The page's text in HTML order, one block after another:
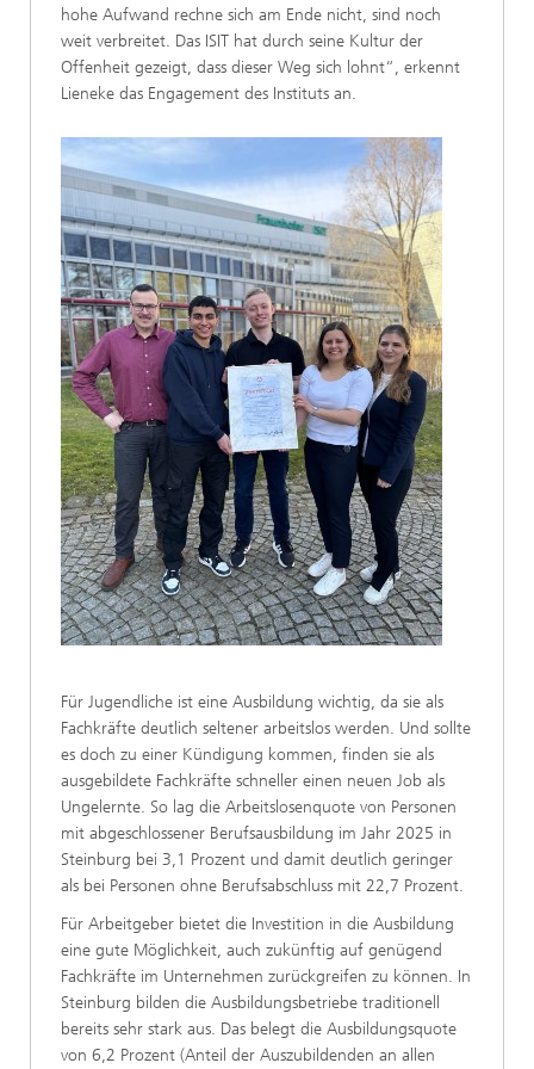
hohe Aufwand rechne sich am Ende nicht, sind noch
weit verbreitet. Das ISIT hat durch seine Kultur der
Offenheit gezeigt, dass dieser Weg sich lohnt“, erkennt
Lieneke das Engagement des Instituts an.
Für Jugendliche ist eine Ausbildung wichtig, da sie als
Fachkräfte deutlich seltener arbeitslos werden. Und sollte
es doch zu einer Kündigung kommen, finden sie als
ausgebildete Fachkräfte schneller einen neuen Job als
Ungelernte. So lag die Arbeitslosenquote von Personen
mit abgeschlossener Berufsausbildung im Jahr 2025 in
Steinburg bei 3,1 Prozent und damit deutlich geringer
als bei Personen ohne Berufsabschluss mit 22,7 Prozent.
Für Arbeitgeber bietet die Investition in die Ausbildung
eine gute Möglichkeit, auch zukünftig auf genügend
Fachkräfte im Unternehmen zurückgreifen zu können. In
Steinburg bilden die Ausbildungsbetriebe traditionell
bereits sehr stark aus. Das belegt die Ausbildungsquote
von 6,2 Prozent (Anteil der Auszubildenden an allen